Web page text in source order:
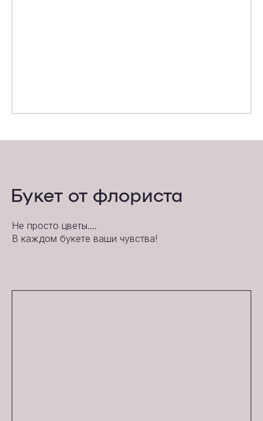
Букет от флориста
Не просто цветы....
В каждом букете ваши чувства!